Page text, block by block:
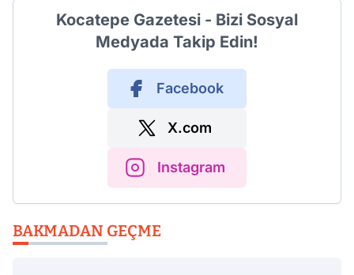
Kocatepe Gazetesi - Bizi Sosyal
Medyada Takip Edin!
Facebook
X.com
Instagram
BAKMADAN GEÇME